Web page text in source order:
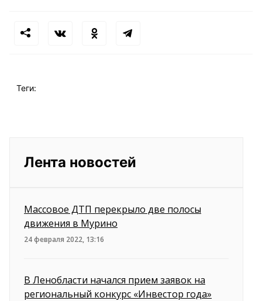
Теги:
Лента новостей
Массовое ДТП перекрыло две полосы
движения в Мурино
24 февраля 2022, 13:16
В Ленобласти начался прием заявок на
региональный конкурс «Инвестор года»